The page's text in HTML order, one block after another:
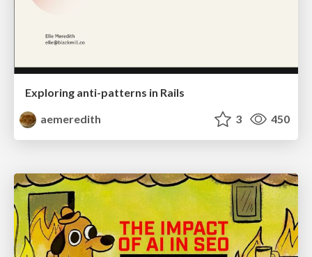
Exploring anti-patterns in Rails
aemeredith
3 450